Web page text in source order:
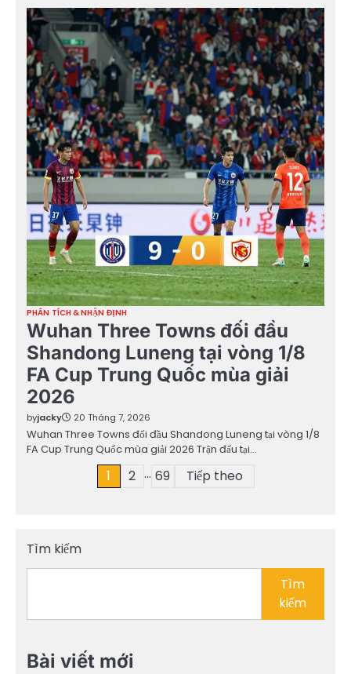
PHÂN TÍCH & NHẬN ĐỊNH
Wuhan Three Towns đối đầu
Shandong Luneng tại vòng 1/8
FA Cup Trung Quốc mùa giải
2026
byjacky 20 Tháng 7, 2026
Wuhan Three Towns đối đầu Shandong Luneng tại vòng 1/8
FA Cup Trung Quốc mùa giải 2026 Trận đấu tại…
viết
1 2 … 69 Tiếp theo
Tìm kiếm
Tìm
kiếm
Bài viết mới